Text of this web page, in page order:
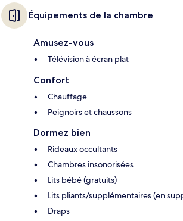
Équipements de la chambre
Amusez-vous
Télévision à écran plat
Confort
Chauffage
Peignoirs et chaussons
Dormez bien
Rideaux occultants
Chambres insonorisées
Lits bébé (gratuits)
Lits pliants/supplémentaires (en
Draps